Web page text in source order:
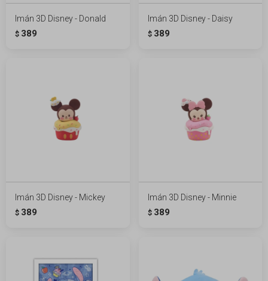
Imán 3D Disney - Donald
$ 389
Imán 3D Disney - Daisy
$ 389
Imán 3D Disney - Mickey
$ 389
Imán 3D Disney - Minnie
$ 389